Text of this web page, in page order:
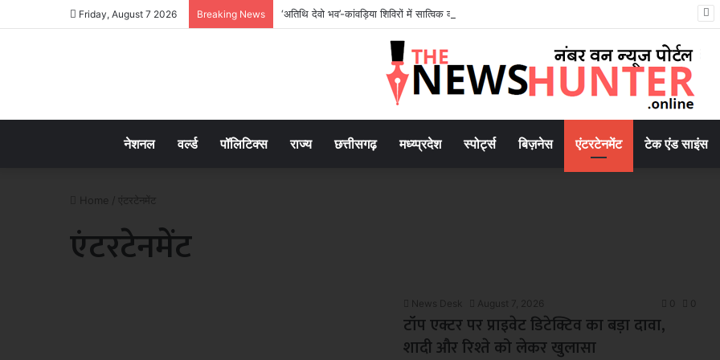
Friday, August 7 2026 Breaking News ‘अतिथि देवो भव’-कांवड़िया शिविरों में सात्विक व्यंजनों के साथ हाईटेक सेवा का संगम
नेशनल वर्ल्ड पॉलिटिक्स राज्य छत्तीसगढ़ मध्य्प्रदेश स्पोर्ट्स बिज़नेस एंटरटेनमेंट टेक एंड साइंस
Home / एंटरटेनमेंट
एंटरटेनमेंट
News Desk August 7, 2026 0 0
टॉप एक्टर पर प्राइवेट डिटेक्टिव का बड़ा दावा,
शादी और रिश्ते को लेकर खुलासा